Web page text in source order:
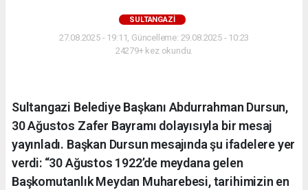
SULTANGAZI
27.08.2025 - 19:11, Güncelleme: 29.08.2025 - 10:23
24279+ kez okundu.
Sultangazi Belediye Başkanı Abdurrahman Dursun,
30 Ağustos Zafer Bayramı dolayısıyla bir mesaj
yayınladı. Başkan Dursun mesajında şu ifadelere yer
verdi: “30 Ağustos 1922’de meydana gelen
Başkomutanlık Meydan Muharebesi, tarihimizin en